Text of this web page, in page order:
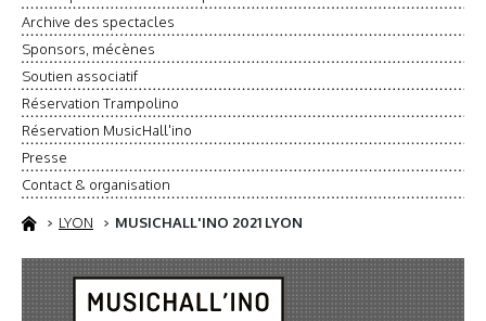
Archive des spectacles
Sponsors, mécènes
Soutien associatif
Réservation Trampolino
Réservation MusicHall'ino
Presse
Contact & organisation
LYON MUSICHALL'INO 2021 LYON